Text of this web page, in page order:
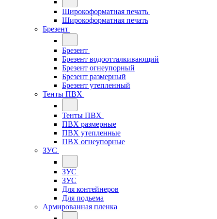
Широкоформатная печать
Широкоформатная печать
Брезент
Брезент
Брезент водоотталкивающий
Брезент огнеупорный
Брезент размерный
Брезент утепленный
Тенты ПВХ
Тенты ПВХ
ПВХ размерные
ПВХ утепленные
ПВХ огнеупорные
ЗУС
ЗУС
ЗУС
Для контейнеров
Для подьема
Армированная пленка